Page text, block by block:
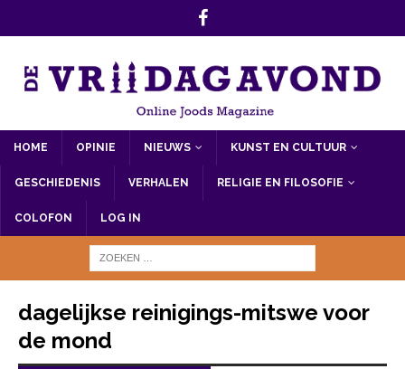
HOME OPINIE NIEUWS KUNST EN CULTUUR
GESCHIEDENIS VERHALEN RELIGIE EN FILOSOFIE
COLOFON LOG IN
dagelijkse reinigings-mitswe voor
de mond